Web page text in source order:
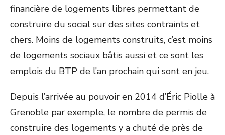
financière de logements libres permettant de
construire du social sur des sites contraints et
chers. Moins de logements construits, c’est moins
de logements sociaux bâtis aussi et ce sont les
emplois du BTP de l’an prochain qui sont en jeu.
Depuis l’arrivée au pouvoir en 2014 d’Éric Piolle à
Grenoble par exemple, le nombre de permis de
construire des logements y a chuté de près de